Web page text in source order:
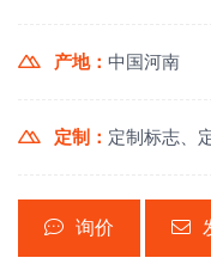
产地： 中国河南
定制： 定制标志、
询价